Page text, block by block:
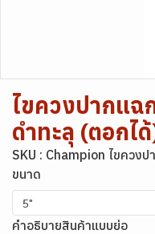
ไขควงปากแฉ
ดำทะลุ (ตอกไ
SKU : Champion ไขควง
ขนาด
5"
คำอธิบายสินค้าแบบย่อ